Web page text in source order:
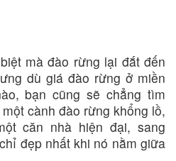
mà đào rừng lại đắt đến
dù giá đào rừng ở miền
bạn cũng sẽ chẳng tìm
cành đào rừng khổng lồ,
căn nhà hiện đại, sang
đẹp nhất khi nó nằm giữa